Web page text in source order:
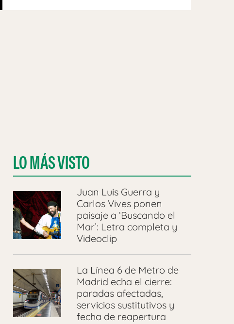
LO MÁS VISTO
Juan Luis Guerra y
Carlos Vives ponen
paisaje a ‘Buscando el
Mar’: Letra completa y
Videoclip
La Línea 6 de Metro de
Madrid echa el cierre:
paradas afectadas,
servicios sustitutivos y
fecha de reapertura